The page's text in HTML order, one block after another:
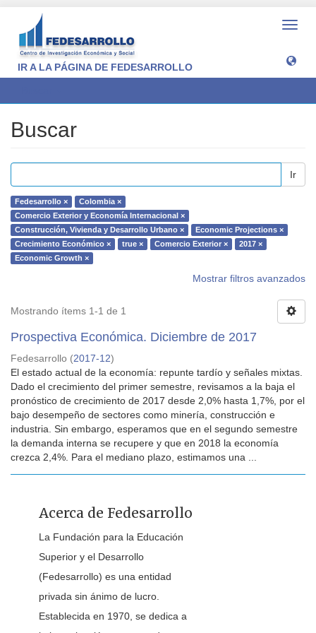
IR A LA PÁGINA DE FEDESARROLLO
Buscar
Ir
Fedesarrollo ×
Colombia ×
Comercio Exterior y Economía Internacional ×
Construcción, Vivienda y Desarrollo Urbano ×
Economic Projections ×
Crecimiento Económico ×
true × Comercio Exterior ×
2017 ×
Economic Growth ×
Mostrar filtros avanzados
Mostrando ítems 1-1 de 1
Prospectiva Económica. Diciembre de 2017
Fedesarrollo (2017-12)
El estado actual de la economía: repunte tardío y señales mixtas.
Dado el crecimiento del primer semestre, revisamos a la baja el
pronóstico de crecimiento de 2017 desde 2,0% hasta 1,7%, por el
bajo desempeño de sectores como minería, construcción e
industria. Sin embargo, esperamos que en el segundo semestre
la demanda interna se recupere y que en 2018 la economía
crezca 2,4%. Para el mediano plazo, estimamos una ...
Acerca de Fedesarrollo
La Fundación para la Educación
Superior y el Desarrollo
(Fedesarrollo) es una entidad
privada sin ánimo de lucro.
Establecida en 1970, se dedica a